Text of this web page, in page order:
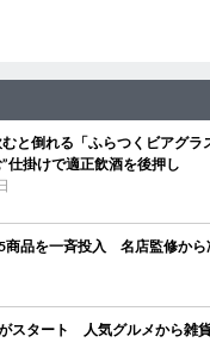
むと倒れる「ふらつくビアグ
仕掛けで適正飲酒を後押し
商品を一斉投入 名店監修から
スタート 人気グルメから雑